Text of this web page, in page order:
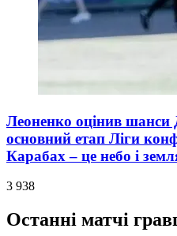
Леоненко оцінив
основний етап Ліги
Карабах – це небо і
3 938
Останні матчі